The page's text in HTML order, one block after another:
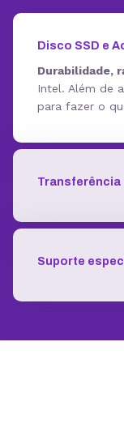
Disco SSD e
Durabilidade,
Intel. Além de
para fazer o
Transferência
Suporte